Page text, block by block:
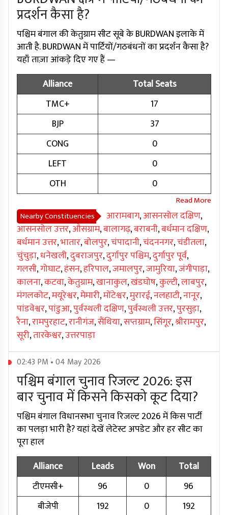
प्रदर्शन कैसा है?
पश्चिम बंगाल की केतुग्राम सीट सूबे के BURDWAN इलाके में
आती है. BURDWAN में पार्टियों/गठबंधनों का प्रदर्शन कैसा है?
यहाँ ताज़ा आंकड़े दिए गए हैं —
Alliance
Total Seats
TMC+
17
BJP
37
CONG
0
LEFT
0
OTH
0
Nearby Constituencies आरामबाग,आसनसोल दक्षिण,
आसनसोल उत्तर,औसग्राम,बालागढ़,बराबनी,बर्धमान दक्षिण,
बर्धमान उत्तर,भातार,बोलपुर,चंपादानी,चंदननगर,चंडीतला,
चुंचुड़ा,धनेखली,दुबराजपुर,दुर्गापुर पश्चिम,दुर्गापुर पूर्व,
गलसी,गोघाट,हंसन,हरिपाल,जमालपुर,जामुरिया,जंगीपाड़ा,
कालना,कटवा,केतुग्राम,खानाकुल,खंडघोष,कुल्टी,लाबपुर,
मंगलकोट,मयूरेश्वर,मेमारी,मोंटेश्वर,मुरारई,नलहाटी,नानूर,
पांडवेश्वर,पांडुआ,पुर्वस्थली दक्षिण,पुर्वस्थली उत्तर,पुरसुड़ा,
रैना,रामपुरहाट,रानीगंज,सैंथिया,सप्तग्राम,सिंगूर,श्रीरामपुर,
सूरी,तारकेश्वर,उत्तरपाड़ा
02:43 PM • 04 May 2026
पश्चिम बंगाल चुनाव रिजल्ट 2026: इस
बार चुनाव में किसने किसको कूट दिया?
पश्चिम बंगाल विधानसभा चुनाव रिजल्ट 2026 में किस पार्टी
का पलड़ा भारी है? यहां देखें लेटेस्ट अपडेट और हर सीट का
पूरा हाल
Alliance
Leads Won
Total
टीएमसी+
96 0
96
बीजेपी
192 0
192